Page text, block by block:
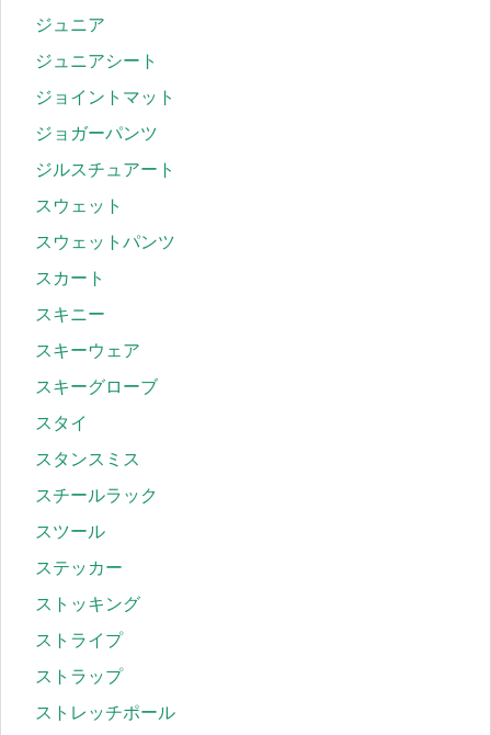
ジュニア
ジュニアシート
ジョイントマット
ジョガーパンツ
ジルスチュアート
スウェット
スウェットパンツ
スカート
スキニー
スキーウェア
スキーグローブ
スタイ
スタンスミス
スチールラック
スツール
ステッカー
ストッキング
ストライプ
ストラップ
ストレッチポール